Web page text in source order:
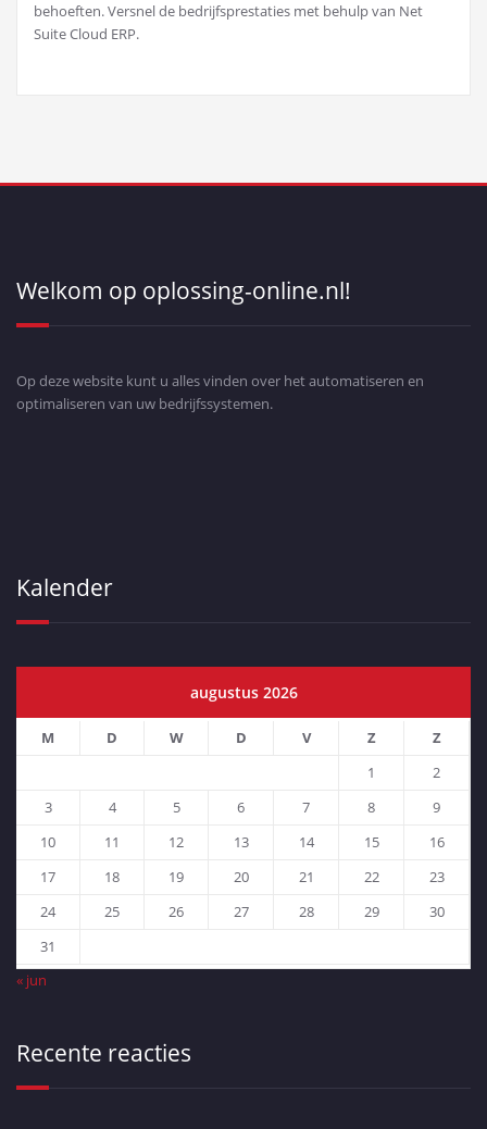
behoeften. Versnel de bedrijfsprestaties met behulp van Net
Suite Cloud ERP.
Welkom op oplossing-online.nl!
Op deze website kunt u alles vinden over het automatiseren en
optimaliseren van uw bedrijfssystemen.
Kalender
augustus 2026
M D W D V Z
Z
1
2
3
4 5 6 7 8
9
10
11 12 13 14 15
16
17
18 19 20 21 22
23
24
25 26 27 28 29
30
31
« jun
Recente reacties